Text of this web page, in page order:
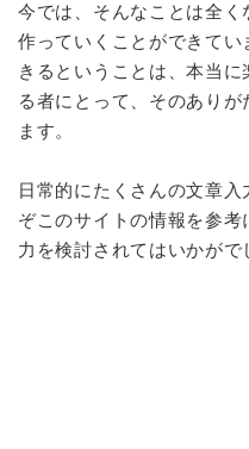
今では、そんなことは全
作っていくことができて
きるということは、本当
る者にとって、そのあり
ます。
日常的にたくさんの文章
ぞこのサイトの情報を参
力を検討されてはいかがで